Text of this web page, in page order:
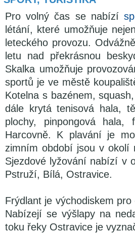
Pro volný čas se nabízí
létání, které umožňuje
leteckého provozu.
letu nad překrásnou
Skalka umožňuje
sportů je ve městě
Kotelna s bazénem,
dále krytá tenisová hala,
plochy, pinpongová
Harcovně. K plavání je
zimním období jsou v okolí
Sjezdové lyžování nabízí v
Pstruží, Bílá, Ostravice.
Frýdlant je východiskem
Nabízejí se výšlapy na
toku řeky Ostravice je